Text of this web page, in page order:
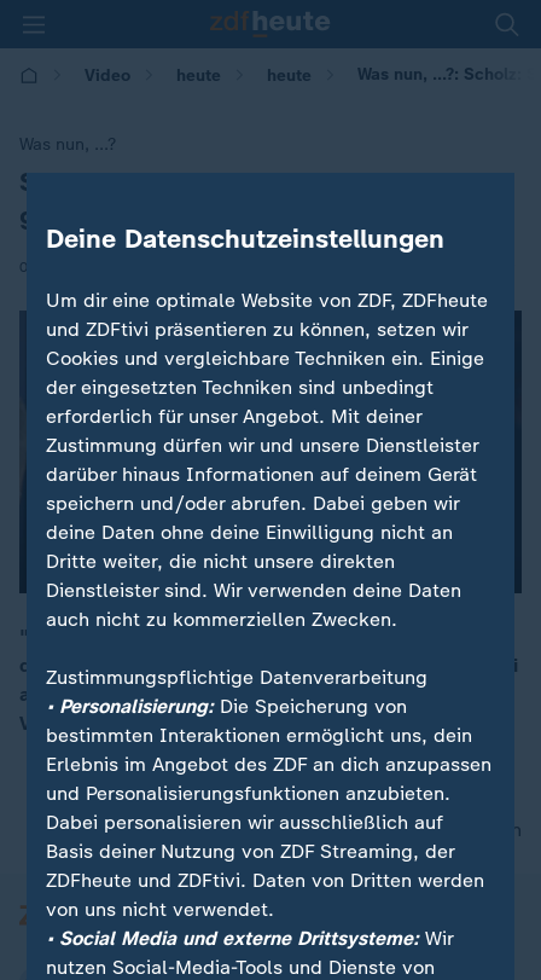
Video heute heute Was nun, ...?: Scholz:
Was nun, ...?
:
Scholz: SPD kann noch Wahlen
gewinnen
03.06.2019 | 17:01
"Die SPD hat unverändert die Chance, in Zeiten, in
denen sich Dinge so schnell ändern, als stärkste Partei
aus einem Wahlkampf herauszugehen", sagt
Vizekanzler Olaf Scholz im ZDF-Interview.
nach oben
Deine Datenschutzeinstellungen
Um dir eine optimale Website von ZDF, ZDFheute
und ZDFtivi präsentieren zu können, setzen wir
Cookies und vergleichbare Techniken ein. Einige
der eingesetzten Techniken sind unbedingt
erforderlich für unser Angebot. Mit deiner
Zustimmung dürfen wir und unsere Dienstleister
darüber hinaus Informationen auf deinem Gerät
speichern und/oder abrufen. Dabei geben wir
deine Daten ohne deine Einwilligung nicht an
Dritte weiter, die nicht unsere direkten
Dienstleister sind. Wir verwenden deine Daten
auch nicht zu kommerziellen Zwecken.
Zustimmungspflichtige Datenverarbeitung
• Personalisierung:Die Speicherung von
bestimmten Interaktionen ermöglicht uns, dein
Erlebnis im Angebot des ZDF an dich anzupassen
und Personalisierungsfunktionen anzubieten.
Dabei personalisieren wir ausschließlich auf
Basis deiner Nutzung von ZDF Streaming, der
ZDFheute und ZDFtivi. Daten von Dritten werden
von uns nicht verwendet.
• Social Media und externe Drittsysteme:Wir
nutzen Social-Media-Tools und Dienste von